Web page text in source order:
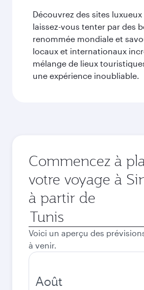
Découvrez des sites
laissez-vous tenter par des
renommée mondiale et
locaux et internationaux
mélange de lieux
une expérience inoubliable.
Commencez à
votre voyage à
à partir de
Ville
de
départ
Voici un aperçu des
à venir.
Août